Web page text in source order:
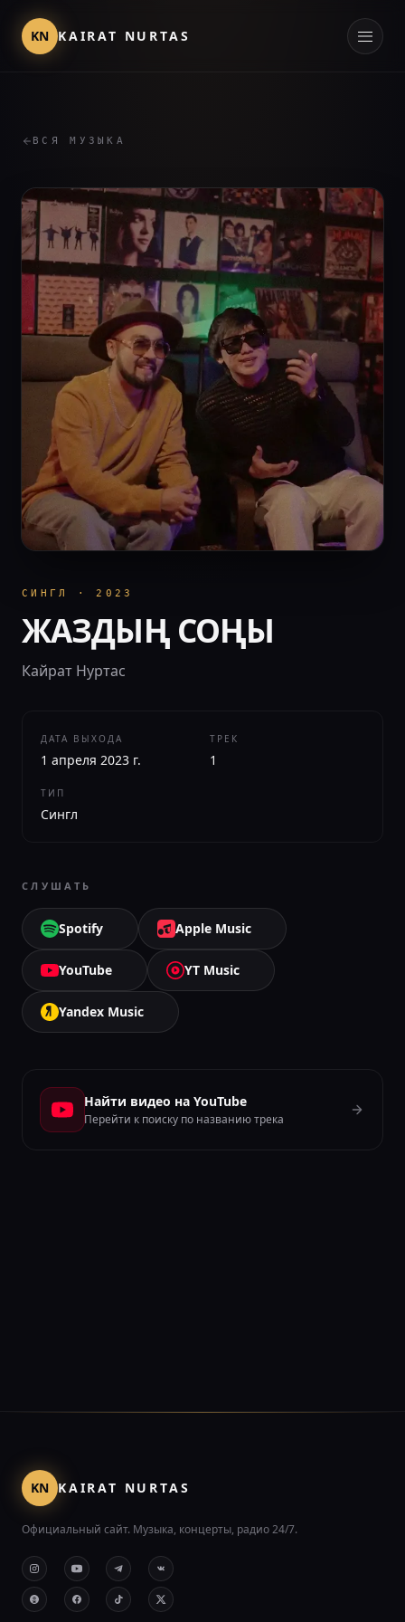
KN KAIRAT NURTAS
ВСЯ МУЗЫКА
СИНГЛ ·2023
ЖАЗДЫҢ СОҢЫ
Кайрат Нуртас
ДАТА ВЫХОДА
1 апреля 2023 г.
ТРЕК
1
ТИП
Сингл
СЛУШАТЬ
Spotify Apple Music
YouTube YT Music
Yandex Music
Найти видео на YouTube
Перейти к поиску по названию трека
KN KAIRAT NURTAS
Официальный сайт. Музыка, концерты, радио 24/7.